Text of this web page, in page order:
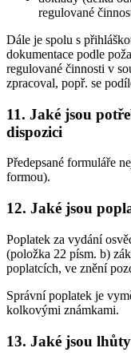
regulované
Dále je spolu s
dokumentace podle
regulované činnosti v
zpracoval, popř. se
11. Jaké jsou
dispozici
Předepsané formuláře
formou).
12. Jaké jsou
Poplatek za vydání
(položka 22 písm. b)
poplatcích, ve znění
Správní poplatek je
kolkovými známkami.
13. Jaké jsou